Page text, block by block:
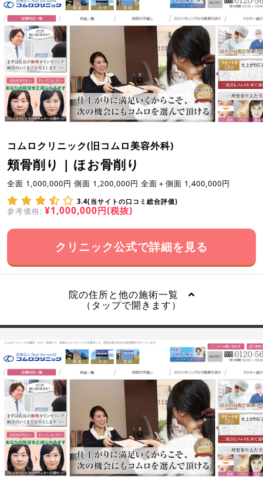
コムロクリニック(旧コムロ美容外科)
頬骨削り | ほお骨削り
全面 1,000,000円 側面 1,200,000円 全面＋側面 1,400,000円
3.4(当サイトの口コミ総合評価)
参考価格: ¥1,000,000円(税抜)
クリニック公式で詳細を見る
院の住所と他の施術一覧
（タップで開きます）